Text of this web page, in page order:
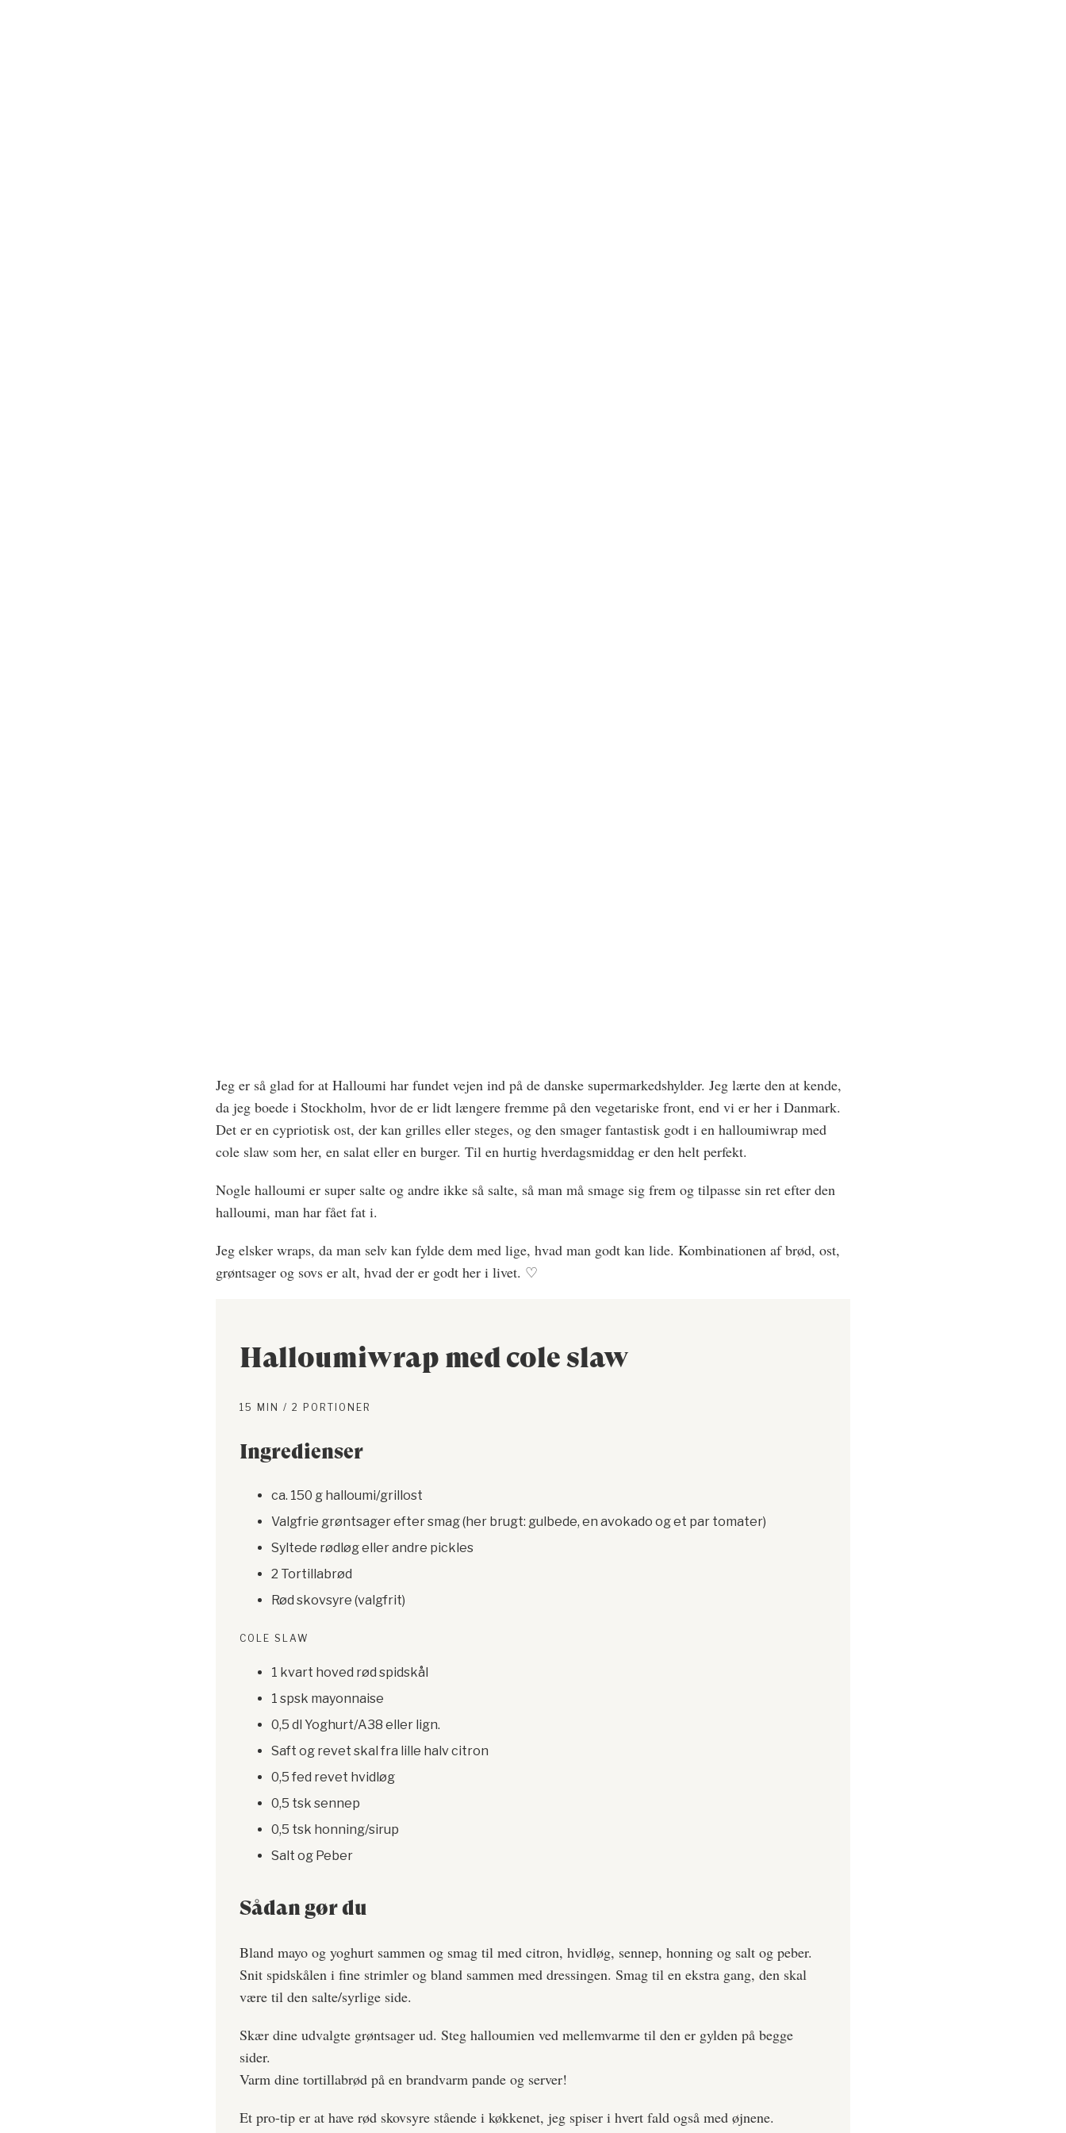
Jeg er så glad for at Halloumi har fundet vejen ind på de danske supermarkedshylder. Jeg lærte den at kende,
da jeg boede i Stockholm, hvor de er lidt længere fremme på den vegetariske front, end vi er her i Danmark.
Det er en cypriotisk ost, der kan grilles eller steges, og den smager fantastisk godt i en halloumiwrap med
cole slaw som her, en salat eller en burger. Til en hurtig hverdagsmiddag er den helt perfekt.
Nogle halloumi er super salte og andre ikke så salte, så man må smage sig frem og tilpasse sin ret efter den
halloumi, man har fået fat i.
Jeg elsker wraps, da man selv kan fylde dem med lige, hvad man godt kan lide. Kombinationen af brød, ost,
grøntsager og sovs er alt, hvad der er godt her i livet. ♡
Halloumiwrap med cole slaw
15 MIN / 2 PORTIONER
Ingredienser
ca. 150 g halloumi/grillost
Valgfrie grøntsager efter smag (her brugt: gulbede, en avokado og et par tomater)
Syltede rødløg eller andre pickles
2 Tortillabrød
Rød skovsyre (valgfrit)
COLE SLAW
1 kvart hoved rød spidskål
1 spsk mayonnaise
0,5 dl Yoghurt/A38 eller lign.
Saft og revet skal fra lille halv citron
0,5 fed revet hvidløg
0,5 tsk sennep
0,5 tsk honning/sirup
Salt og Peber
Sådan gør du
Bland mayo og yoghurt sammen og smag til med citron, hvidløg, sennep, honning og salt og peber.
Snit spidskålen i fine strimler og bland sammen med dressingen. Smag til en ekstra gang, den skal
være til den salte/syrlige side.
Skær dine udvalgte grøntsager ud. Steg halloumien ved mellemvarme til den er gylden på begge
sider.
Varm dine tortillabrød på en brandvarm pande og server!
Et pro-tip er at have rød skovsyre stående i køkkenet, jeg spiser i hvert fald også med øjnene.